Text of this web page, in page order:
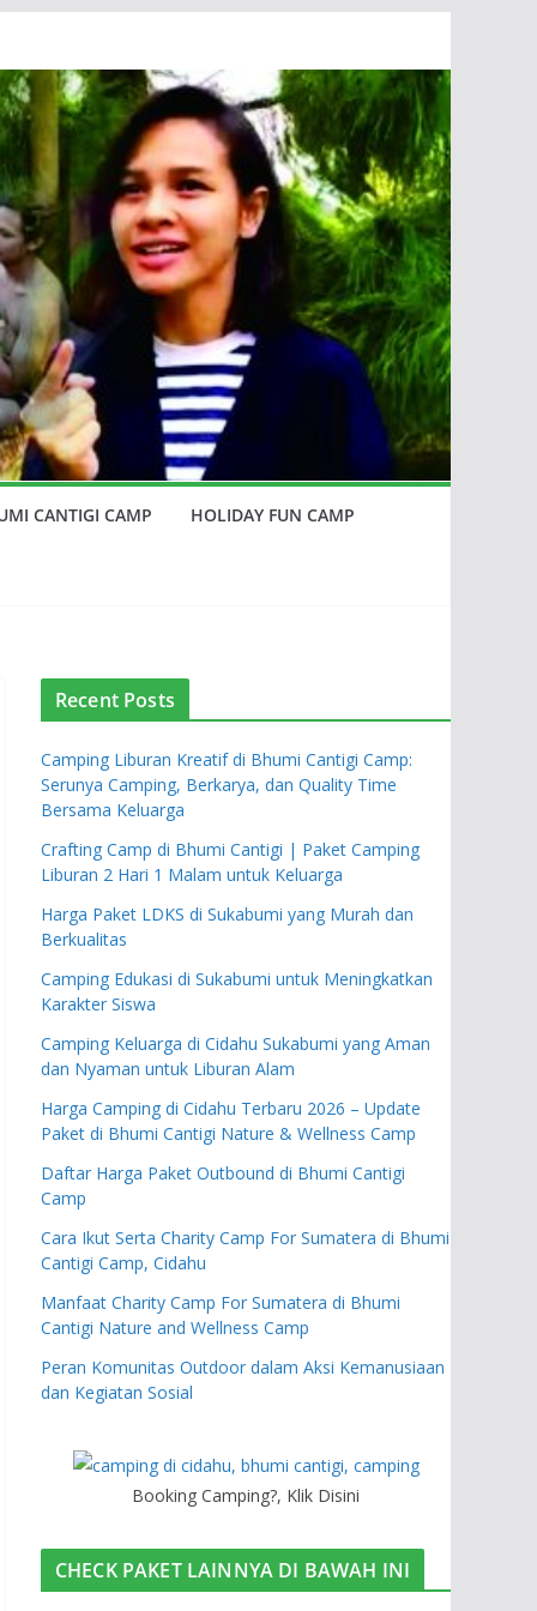
CANTIGI CAMP HOLIDAY FUN CAMP
Recent Posts
Camping Liburan Kreatif di Bhumi Cantigi Camp:
Serunya Camping, Berkarya, dan Quality Time
Bersama Keluarga
Crafting Camp di Bhumi Cantigi | Paket Camping
Liburan 2 Hari 1 Malam untuk Keluarga
Harga Paket LDKS di Sukabumi yang Murah dan
Berkualitas
Camping Edukasi di Sukabumi untuk Meningkatkan
Karakter Siswa
Camping Keluarga di Cidahu Sukabumi yang Aman
dan Nyaman untuk Liburan Alam
Harga Camping di Cidahu Terbaru 2026 – Update
Paket di Bhumi Cantigi Nature & Wellness Camp
Daftar Harga Paket Outbound di Bhumi Cantigi
Camp
Cara Ikut Serta Charity Camp For Sumatera di Bhumi
Cantigi Camp, Cidahu
Manfaat Charity Camp For Sumatera di Bhumi
Cantigi Nature and Wellness Camp
Peran Komunitas Outdoor dalam Aksi Kemanusiaan
dan Kegiatan Sosial
Booking Camping?, Klik Disini
CHECK PAKET LAINNYA DI BAWAH INI